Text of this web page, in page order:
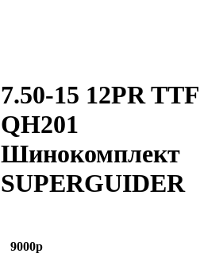
7.50-15 12PR TTF
QH201
Шинокомплект
SUPERGUIDER
9000р